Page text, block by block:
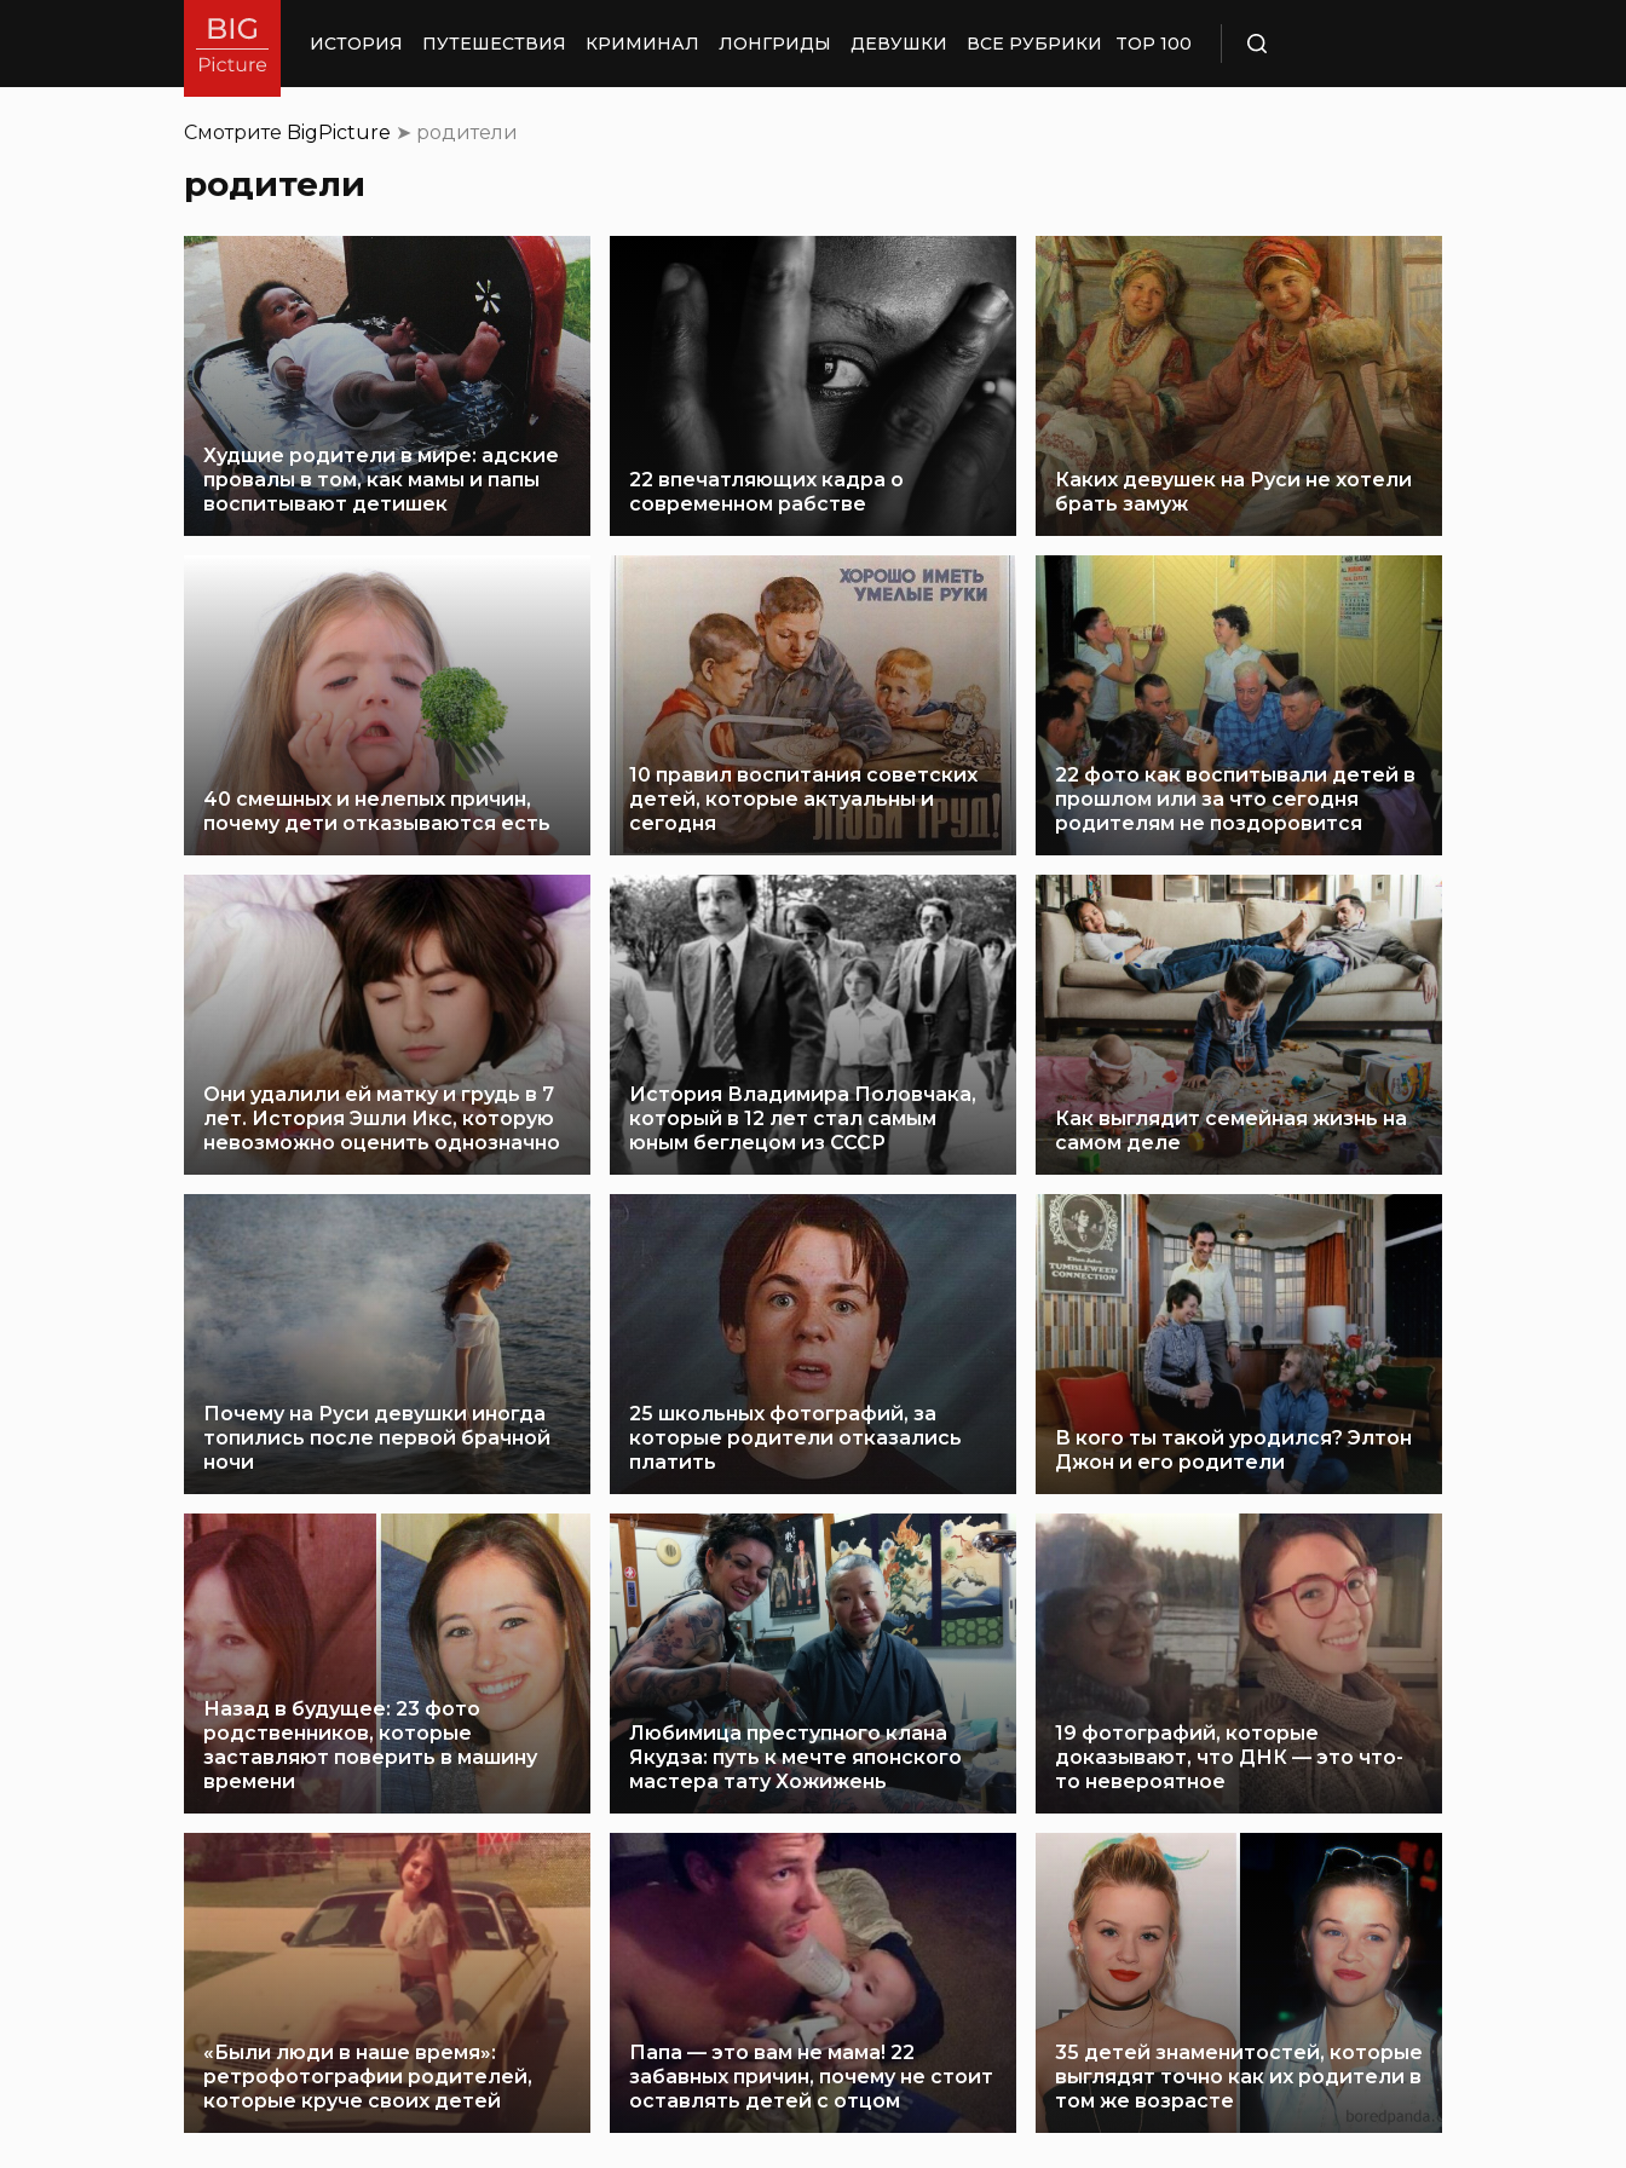
ИСТОРИЯ ПУТЕШЕСТВИЯ КРИМИНАЛ ЛОНГРИДЫ ДЕВУШКИ ВСЕ РУБРИКИ TOP 100
Смотрите BigPicture ➤ родители
родители
Худшие родители в мире: адские
провалы в том, как мамы и папы
воспитывают детишек
22 впечатляющих кадра о
современном рабстве
Каких девушек на Руси не хотели
брать замуж
40 смешных и нелепых причин,
почему дети отказываются есть
10 правил воспитания советских
детей, которые актуальны и
сегодня
22 фото как воспитывали детей в
прошлом или за что сегодня
родителям не поздоровится
Они удалили ей матку и грудь в 7
лет. История Эшли Икс, которую
невозможно оценить однозначно
История Владимира Половчака,
который в 12 лет стал самым
юным беглецом из СССР
Как выглядит семейная жизнь на
самом деле
Почему на Руси девушки иногда
топились после первой брачной
ночи
25 школьных фотографий, за
которые родители отказались
платить
В кого ты такой уродился? Элтон
Джон и его родители
Назад в будущее: 23 фото
родственников, которые
заставляют поверить в машину
времени
Любимица преступного клана
Якудза: путь к мечте японского
мастера тату Хожижень
19 фотографий, которые
доказывают, что ДНК — это что-
то невероятное
«Были люди в наше время»:
ретрофотографии родителей,
которые круче своих детей
Папа — это вам не мама! 22
забавных причин, почему не стоит
оставлять детей с отцом
35 детей знаменитостей, которые
выглядят точно как их родители в
том же возрасте